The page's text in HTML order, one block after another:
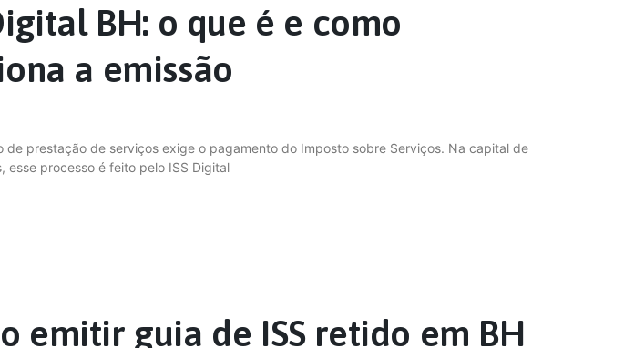
BH: o que é e como
a emissão
de prestação de serviços exige o pagamento do Imposto sobre Serviços. Na capital de
esse processo é feito pelo ISS Digital
emitir guia de ISS retido em BH